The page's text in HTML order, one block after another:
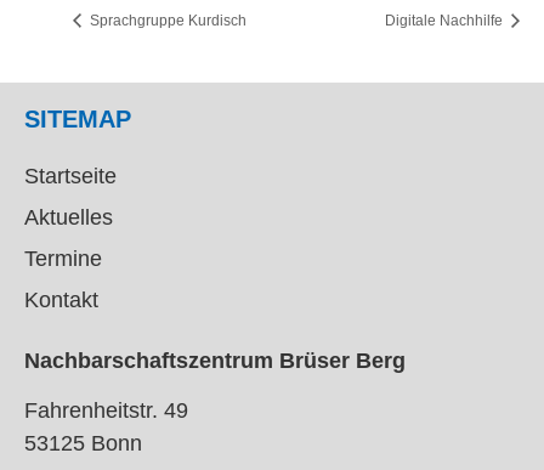
Startseite
Aktuelles
Termine
Kontakt
Nachbarschaftszentrum Brüser Berg
Fahrenheitstr. 49
53125 Bonn
Kontakt